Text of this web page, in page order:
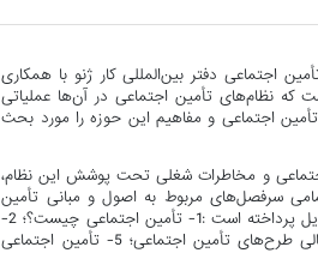
اجتماعی دفتر بین‌المللی کار ژنو با همکاری
که نظام‌های تأمین اجتماعی در آن‌ها عملیاتی
اجتماعی و مفاهیم این حوزه را مورد بحث
و مخاطرات شغلی تحت پوشش این نظام،
سرفصل‌های مربوط به اصول و مبانی تأمین
اجتماعی را به‌صورت کلی تحت پوشش قرار می‌دهد و بررسی " اصول تأمین اجتماعی " در 6 گفتار به شرح ذیل پرداخته است :1- تأمین اجتماعی چیست؟؛ 2-
چه کسی توسط تأمین اجتماعی حمایت می‌شود؛ 3- مرور اجمالی بر مزایای تأمین اجتماعی؛ 4- تأمین مالی طرح‌های تأمین اجتماعی؛ 5- تأمین اجتماعی